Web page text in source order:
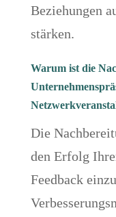
Beziehungen
stärken.
Warum ist die
Die
den Erfolg
Feedback